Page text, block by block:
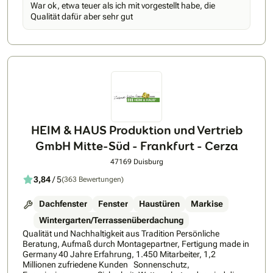
im Bereich hochwertiger Aluminium-Haustüren. Nachfolgend
einige Vorteile: • strikte Einhaltung der bestätigten
Lieferwoche, 6-8 Wochen Lieferzeit • 5 Jahre
bereits in der Standardvariante mit 5-fach Verriegelung und 3
Tür erhält ein Zertifikat mit allen wichtigen Prüfungskriterien
zu: Sicherheit, Dichtigkeit, Wärmedämmung, Schallschutz
War ok, etwa teuer als ich mit vorgestellt habe, die
Qualität dafür aber sehr gut
HEIM & HAUS Produktion und Vertrieb
GmbH Mitte-Süd - Frankfurt - Cerza
47169 Duisburg
3,84/ 5(363 Bewertungen)
Dachfenster Fenster Haustüren
Markise
Wintergarten/Terrassenüberdachung
Qualität und Nachhaltigkeit aus Tradition Persönliche
Beratung, Aufmaß durch Montagepartner, Fertigung made in
Germany 40 Jahre Erfahrung, 1.450 Mitarbeiter, 1,2
Millionen zufriedene Kunden Sonnenschutz,